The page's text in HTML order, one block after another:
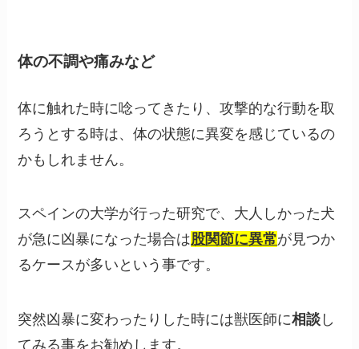
体の不調や痛みなど
体に触れた時に唸ってきたり、攻撃的な行動を取
ろうとする時は、体の状態に異変を感じているの
かもしれません。
スペインの大学が行った研究で、大人しかった犬
が急に凶暴になった場合は股関節に異常が見つか
るケースが多いという事です。
突然凶暴に変わったりした時には獣医師に相談 し
てみる事をお勧めします。